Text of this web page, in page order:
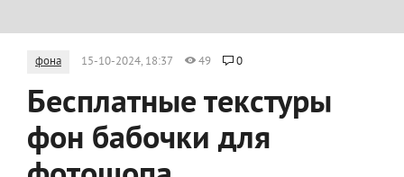
фона 15-10-2024, 18:37 49 0
Бесплатные текстуры
фон бабочки для